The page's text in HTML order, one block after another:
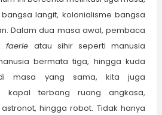
langit, kolonialisme bangsa
Dalam dua masa awal, pembaca
faerie atau sihir seperti manusia
bermata tiga, hingga kuda
masa yang sama, kita juga
kapal terbang ruang angkasa,
hingga robot. Tidak hanya